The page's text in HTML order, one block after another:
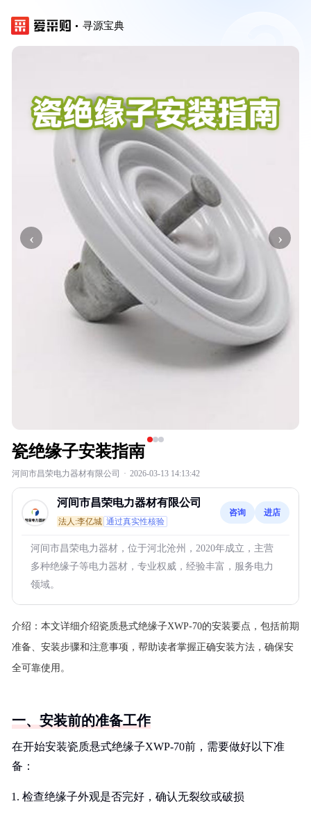
寻源宝典
‹ ›
瓷绝缘子安装指南
河间市昌荣电力器材有限公司 · 2026-03-13 14:13:42
河间市昌荣电力器材有限公司
法人:李亿城 通过真实性核验
咨询 进店
河间市昌荣电力器材，位于河北沧州，2020年成立，主营
多种绝缘子等电力器材，专业权威，经验丰富，服务电力
领域。
介绍： 本文详细介绍瓷质悬式绝缘子XWP-70的安装要点，包括前期
准备、安装步骤和注意事项，帮助读者掌握正确安装方法，确保安
全可靠使用。
一、安装前的准备工作
在开始安装瓷质悬式绝缘子XWP-70前，需要做好以下准
备：
检查绝缘子外观是否完好，确认无裂纹或破损